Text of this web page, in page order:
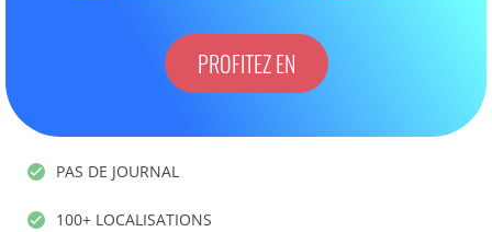
PROFITEZ EN
PAS DE JOURNAL
100+ LOCALISATIONS